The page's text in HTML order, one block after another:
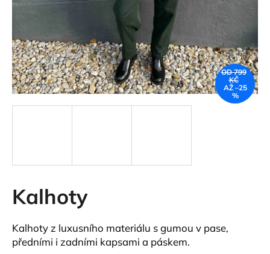
Kalhoty
Kalhoty z luxusního materiálu s gumou v pase,
předními i zadními kapsami a páskem.
OD 799
KČ
AŽ –25
%
í
t
?
D
o
o
r